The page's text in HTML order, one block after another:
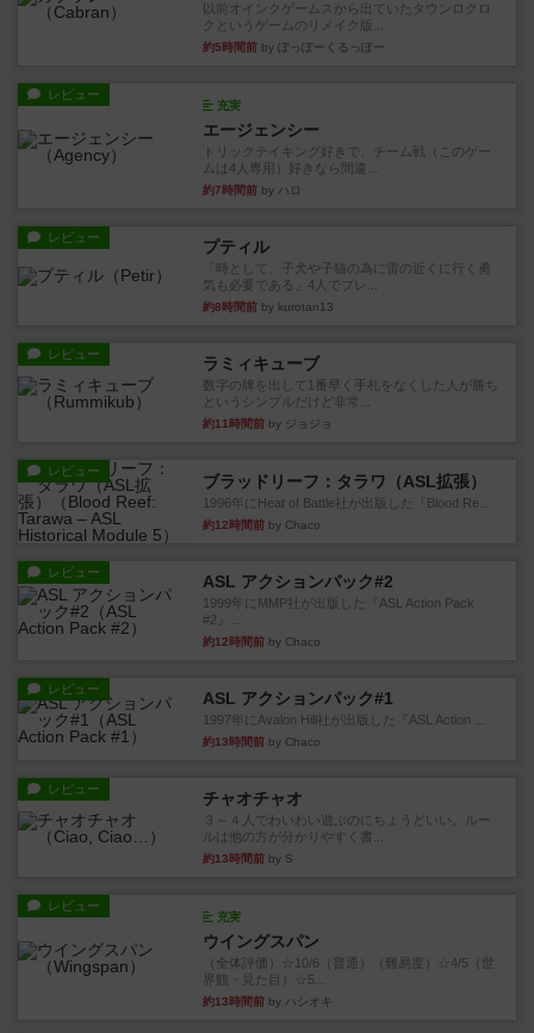
以前オインクゲームスから出ていたタウンロクロ
クというゲームのリメイク版...
約5時間前 by ぽっぽーくるっぽー
レビュー
充実
エージェンシー
トリックテイキング好きで、チーム戦（このゲー
ムは4人専用）好きなら間違...
約7時間前 by ハロ
レビュー プティル
「時として、子犬や子猫の為に雷の近くに行く勇
気も必要である」4人でプレ...
約8時間前 by kurotan13
レビュー ラミィキューブ
数字の牌を出して1番早く手札をなくした人が勝ち
というシンプルだけど非常...
約11時間前 by ジョジョ
レビュー
ブラッドリーフ：タラワ（ASL拡張）
1996年にHeat of Battle社が出版した『Blood Re...
約12時間前 by Chaco
レビュー ASL アクションパック#2
1999年にMMP社が出版した『ASL Action Pack
#2』...
約12時間前 by Chaco
レビュー ASL アクションパック#1
1997年にAvalon Hill社が出版した『ASL Action ...
約13時間前 by Chaco
レビュー チャオチャオ
３～４人でわいわい遊ぶのにちょうどいい。ルー
ルは他の方が分かりやすく書...
約13時間前 by S
レビュー
充実
ウイングスパン
（全体評価）☆10/6（普通）（難易度）☆4/5（世
界観・見た目）☆5...
約13時間前 by ハシオキ